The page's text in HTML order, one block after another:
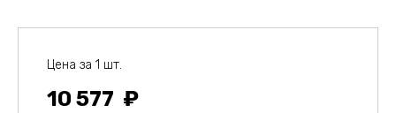
Цена за 1 шт.
10 577